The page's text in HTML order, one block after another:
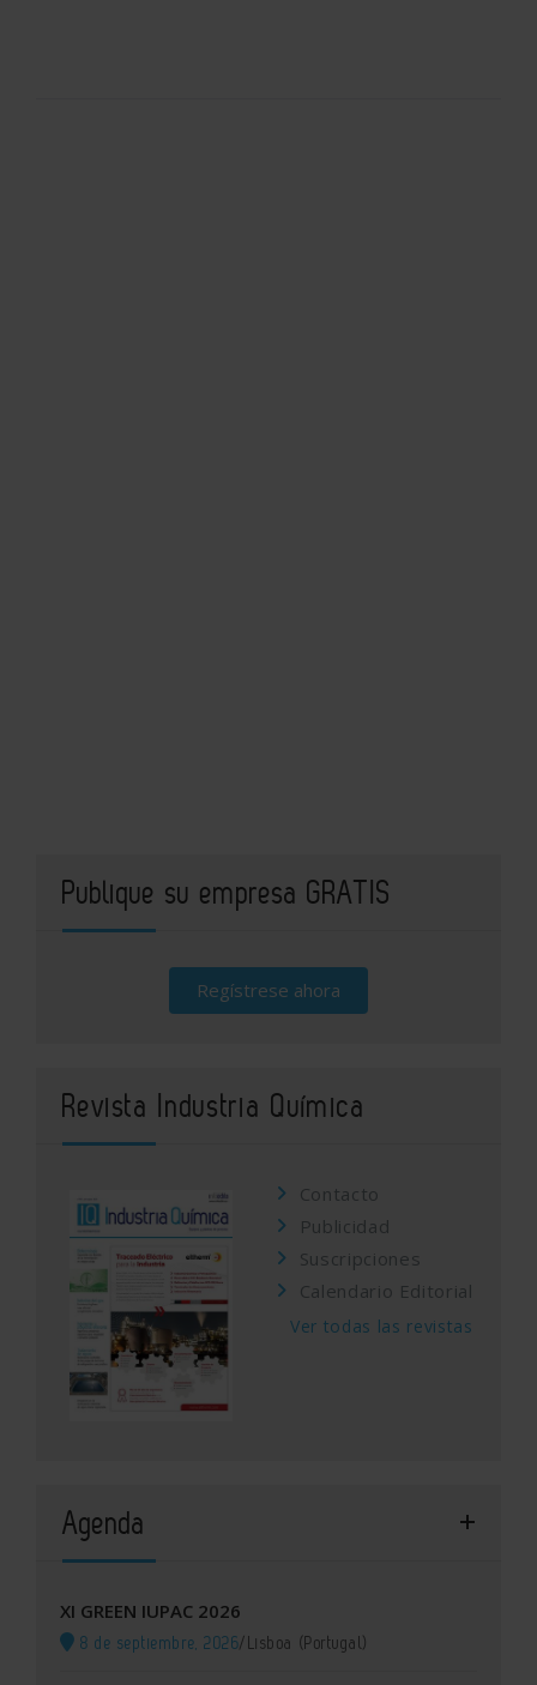
Publique su empresa GRATIS
Regístrese ahora
Revista Industria Química
Contacto
Publicidad
Suscripciones
Calendario Editorial
Ver todas las revistas
Agenda
XI GREEN IUPAC 2026
8 de septiembre, 2026/Lisboa (Portugal)